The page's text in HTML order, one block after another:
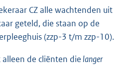
CZ alle wachtenden uit
geteld, die staan op de
(zzp-3 t/m zzp-10).
de cliënten die langer